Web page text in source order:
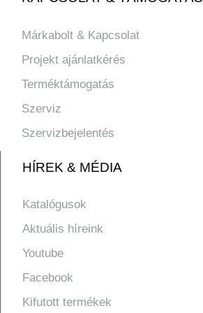
Márkabolt & Kapcsolat
Projekt ajánlatkérés
Terméktámogatás
Szerviz
Szervizbejelentés
HÍREK & MÉDIA
Katalógusok
Aktuális híreink
Youtube
Facebook
Kifutott termékek